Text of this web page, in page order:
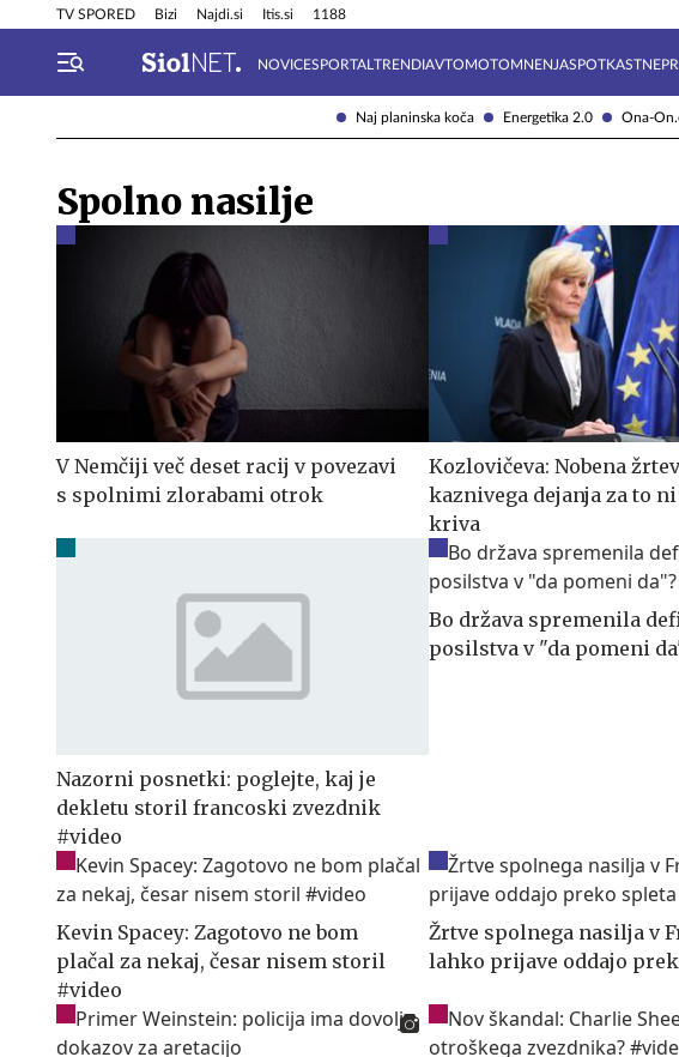
Naj planinska koča Energetika 2.0 Ona-
TV SPORED Bizi Najdi.si Itis.si 1188
NOVICESPORTAL TRENDIAVTOMOTOMNENJASPOTKAST
Info in obvestila Tehnik
Spolno nasilje
V Nemčiji več deset racij v povezavi
s spolnimi zlorabami otrok
Kozlovičeva: Nobena
kaznivega dejanja za to ni
kriva
Nazorni posnetki: poglejte, kaj je
dekletu storil francoski zvezdnik
#video
Bo država spremenila
posilstva v "da pomeni
Kevin Spacey: Zagotovo ne bom
plačal za nekaj, česar nisem storil
#video
Žrtve spolnega nasilja v
lahko prijave oddajo